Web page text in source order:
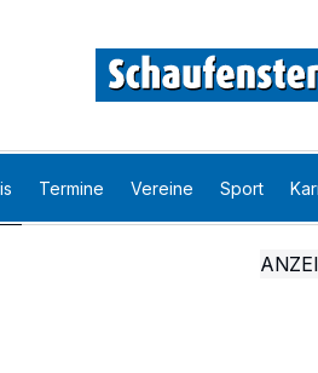
Termine Vereine Sport